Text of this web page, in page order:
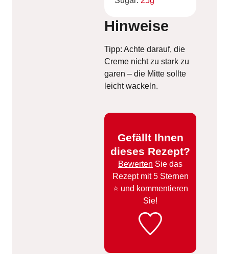
Hinweise
Tipp: Achte darauf, die
Creme nicht zu stark zu
garen – die Mitte sollte
leicht wackeln.
Gefällt Ihnen
dieses Rezept?
Bewerten Sie das
Rezept mit 5 Sternen
⭐️ und kommentieren
Sie!